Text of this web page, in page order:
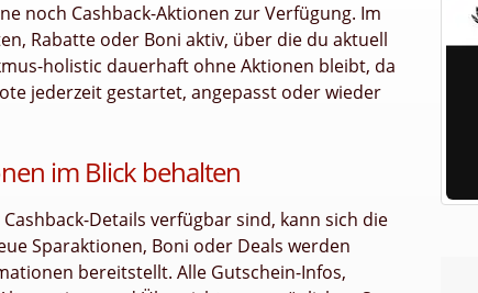
noch Cashback-Aktionen zur Verfügung. Im
Rabatte oder Boni aktiv, über die du aktuell
holistic dauerhaft ohne Aktionen bleibt, da
jederzeit gestartet, angepasst oder wieder
im Blick behalten
Details verfügbar sind, kann sich die
Sparaktionen, Boni oder Deals werden
bereitstellt. Alle Gutschein-Infos,